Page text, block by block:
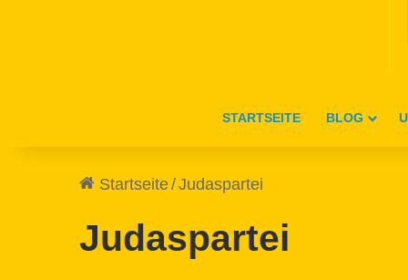
STARTSEITE BLOG
Startseite/Judaspartei
Judaspartei